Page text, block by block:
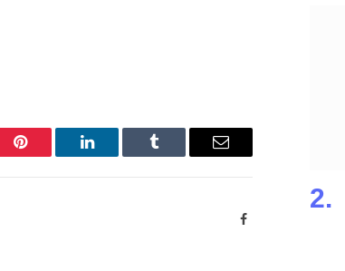
Pinterest LinkedIn Tumblr Email
Facebook